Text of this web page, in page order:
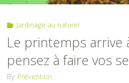
Jardinage au naturel
Le printemps arrive
pensez à faire vos
By Prévention